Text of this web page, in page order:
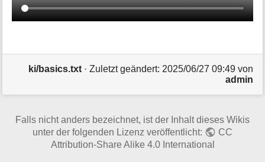
ki/basics.txt· Zuletzt geändert: 2025/06/27 09:49von
admin
Falls nicht anders bezeichnet, ist der Inhalt dieses Wikis
unter der folgenden Lizenz veröffentlicht:
CC
Attribution-Share Alike 4.0 International